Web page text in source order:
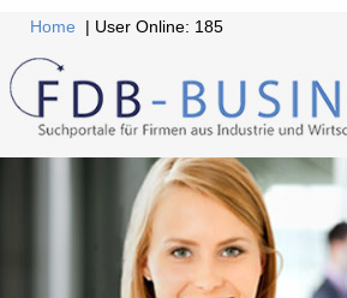
Home | User Online: 185